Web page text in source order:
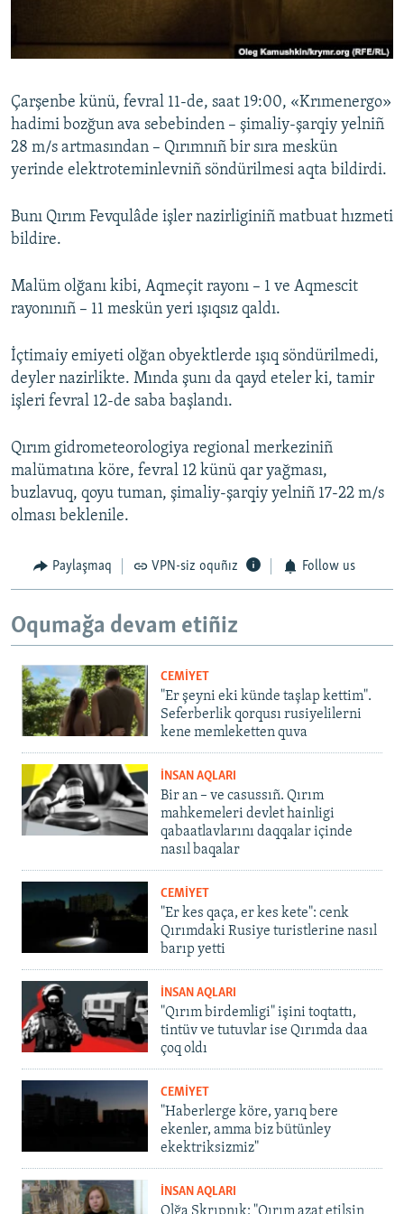
Українською
QOŞULIÑIZ!
Çarşenbe künü, fevral 11-de, saat 19:00, «Krımenergo»
hadimi bozğun ava sebebinden – şimaliy-şarqiy yelniñ
28 m/s artmasından – Qırımnıñ bir sıra meskün
yerinde elektroteminlevniñ söndürilmesi aqta bildirdi.
Bunı Qırım Fevqulâde işler nazirliginiñ matbuat hızmeti
bildire.
Malüm olğanı kibi, Aqmeçit rayonı – 1 ve Aqmescit
rayonınıñ – 11 meskün yeri ışıqsız qaldı.
İçtimaiy emiyeti olğan obyektlerde ışıq söndürilmedi,
deyler nazirlikte. Mında şunı da qayd eteler ki, tamir
işleri fevral 12-de saba başlandı.
Qırım gidrometeorologiya regional merkeziniñ
malümatına köre, fevral 12 künü qar yağması,
buzlavuq, qoyu tuman, şimaliy-şarqiy yelniñ 17-22 m/s
olması beklenile.
Paylaşmaq VPN-siz oquñız Follow us
Oqumağa devam etiñiz
CEMİYET
"Er şeyni eki künde taşlap kettim".
Seferberlik qorqusı rusiyelilerni
kene memleketten quva
İNSAN AQLARI
Bir an – ve casussıñ. Qırım
mahkemeleri devlet hainligi
qabaatlavlarını daqqalar içinde
nasıl baqalar
CEMİYET
"Er kes qaça, er kes kete": cenk
Qırımdaki Rusiye turistlerine nasıl
barıp yetti
İNSAN AQLARI
"Qırım birdemligi" işini toqtattı,
tintüv ve tutuvlar ise Qırımda daa
çoq oldı
CEMİYET
"Haberlerge köre, yarıq bere
ekenler, amma biz bütünley
ekektriksizmiz"
İNSAN AQLARI